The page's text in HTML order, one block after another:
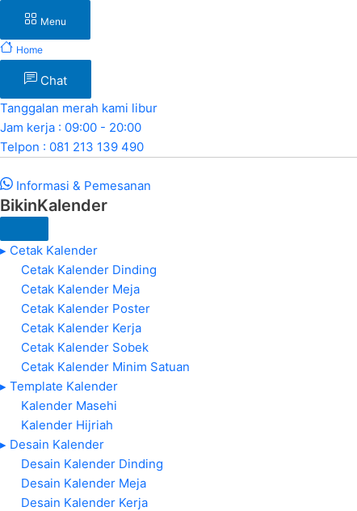
Menu
Home
Chat
Tanggalan merah kami libur
Jam kerja : 09:00 - 20:00
Telpon : 081 213 139 490
Informasi & Pemesanan
BikinKalender
▸ Cetak Kalender
Cetak Kalender Dinding
Cetak Kalender Meja
Cetak Kalender Poster
Cetak Kalender Kerja
Cetak Kalender Sobek
Cetak Kalender Minim Satuan
▸ Template Kalender
Kalender Masehi
Kalender Hijriah
▸ Desain Kalender
Desain Kalender Dinding
Desain Kalender Meja
Desain Kalender Kerja